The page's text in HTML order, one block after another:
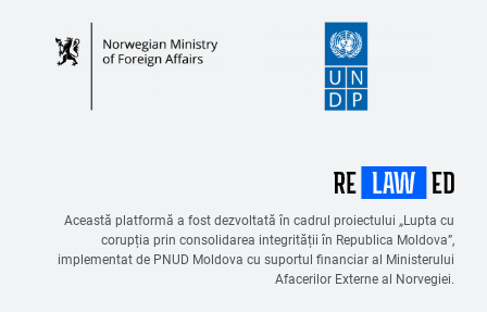
Această platformă a fost dezvoltată în cadrul proiectului „Lupta cu
corupția prin consolidarea integrității în Republica Moldova”,
implementat de PNUD Moldova cu suportul financiar al Ministerului
Afacerilor Externe al Norvegiei.